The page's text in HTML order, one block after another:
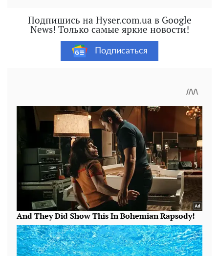
Подпишись на Hyser.com.ua в Google
News! Только самые яркие новости!
Подписаться